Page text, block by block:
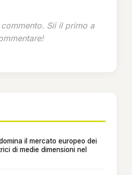
Sii il primo a
il mercato europeo dei
di medie dimensioni nel